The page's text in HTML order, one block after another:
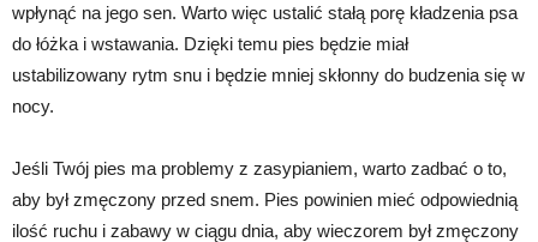
wpłynąć na jego sen. Warto więc ustalić stałą porę kładzenia psa
do łóżka i wstawania. Dzięki temu pies będzie miał
ustabilizowany rytm snu i będzie mniej skłonny do budzenia się w
nocy.
Jeśli Twój pies ma problemy z zasypianiem, warto zadbać o to,
aby był zmęczony przed snem. Pies powinien mieć odpowiednią
ilość ruchu i zabawy w ciągu dnia, aby wieczorem był zmęczony